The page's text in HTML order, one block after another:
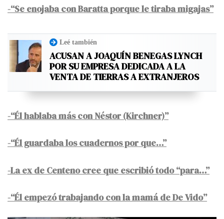
-“Se enojaba con Baratta porque le tiraba migajas”
Leé también
ACUSAN A JOAQUÍN BENEGAS LYNCH
POR SU EMPRESA DEDICADA A LA
VENTA DE TIERRAS A EXTRANJEROS
-“Él hablaba más con Néstor (Kirchner)”
-“Él guardaba los cuadernos por que…”
-La ex de Centeno cree que escribió todo “para…”
-“Él empezó trabajando con la mamá de De Vido”